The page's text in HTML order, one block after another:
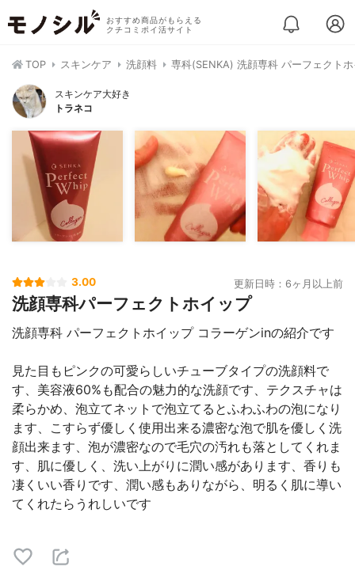
おすすめ商品がもらえる
クチコミポイ活サイト
TOP スキンケア 洗顔料 専科(SENKA) 洗顔専科 パーフェクト
スキンケア大好き
トラネコ
3.00 更新日時：6ヶ月以上前
洗顔専科パーフェクトホイップ
洗顔専科 パーフェクトホイップ コラーゲンinの紹介です
見た目もピンクの可愛らしいチューブタイプの洗顔料で
す、美容液60%も配合の魅力的な洗顔です、テクスチャは
柔らかめ、泡立てネットで泡立てるとふわふわの泡になり
ます、こすらず優しく使用出来る濃密な泡で肌を優しく洗
顔出来ます、泡が濃密なので毛穴の汚れも落としてくれま
す、肌に優しく、洗い上がりに潤い感があります、香りも
凄くいい香りです、潤い感もありながら、明るく肌に導い
てくれたらうれしいです